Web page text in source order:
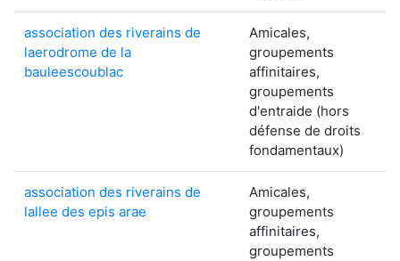
association des riverains de
laerodrome de la
bauleescoublac
Amicales,
groupements
affinitaires,
groupements
d'entraide (hors
défense de droits
fondamentaux)
association des riverains de
lallee des epis arae
Amicales,
groupements
affinitaires,
groupements